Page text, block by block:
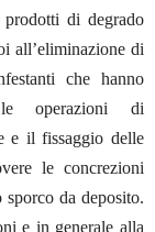
di degrado
all’eliminazione di
che hanno
operazioni di
e il fissaggio delle
le concrezioni
da deposito.
e in generale alla